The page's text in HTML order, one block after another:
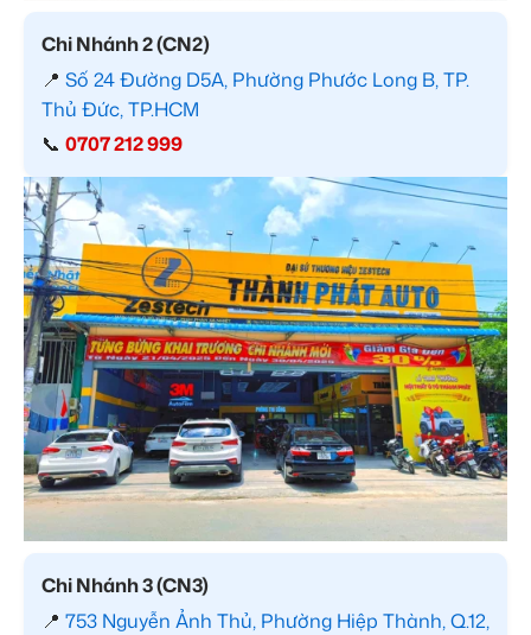
Chi Nhánh 2 (CN2)
📍 Số 24 Đường D5A, Phường Phước Long B, TP.
Thủ Đức, TP.HCM
📞 0707 212 999
Chi Nhánh 3 (CN3)
📍 753 Nguyễn Ảnh Thủ, Phường Hiệp Thành, Q.12,